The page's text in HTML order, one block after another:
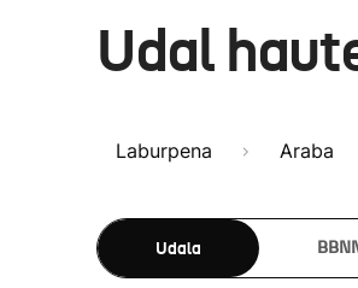
Udal
Laburpena Araba
Udala